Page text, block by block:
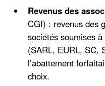
Revenus des
CGI) : revenus des
sociétés soumises
(SARL, EURL, SC,
l’abattement
choix.